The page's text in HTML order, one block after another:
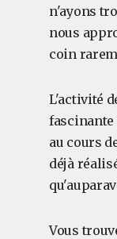
n'ayons
nous
coin
L'activité
au cours
déjà
Vous